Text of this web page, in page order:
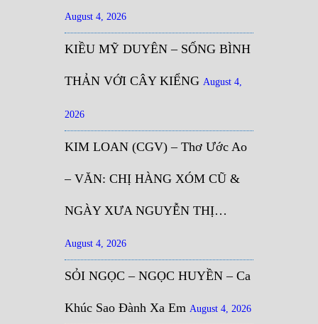
August 4, 2026
KIỀU MỸ DUYÊN – SỐNG BÌNH
THẢN VỚI CÂY KIỂNG August 4,
2026
KIM LOAN (CGV) – Thơ Ước Ao
– VĂN: CHỊ HÀNG XÓM CŨ &
NGÀY XƯA NGUYỄN THỊ…
August 4, 2026
SỎI NGỌC – NGỌC HUYỀN – Ca
Khúc Sao Đành Xa Em August 4, 2026